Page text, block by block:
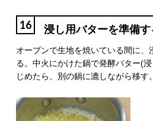
16 浸し用バターを準備す
オーブンで生地を焼いている間に、
る。中火にかけた鍋で発酵バター(
じめたら、別の鍋に漉しながら移す。